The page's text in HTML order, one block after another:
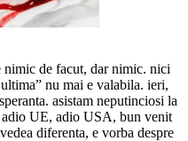
nimic de facut, dar nimic. nici
nu mai e valabila. ieri,
asistam neputinciosi la
UE, adio USA, bun venit
diferenta, e vorba despre